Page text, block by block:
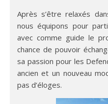
Après s’être relaxés
nous équipons pour
avec comme guide le
chance de pouvoir
sa passion pour les
ancien et un nouveau
pas d’éloges.